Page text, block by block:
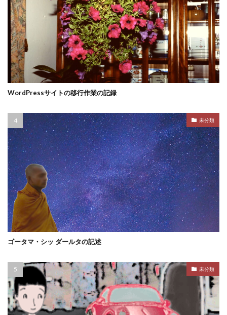
WordPressサイトの移行作業の記録
未分類
ゴータマ・シッ ダールタの記述
未分類